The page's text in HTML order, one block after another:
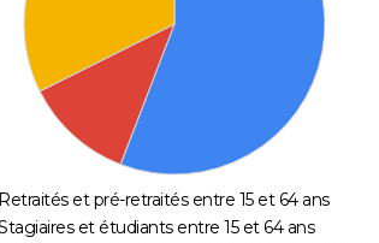
Retraités et pré-retraités entre 15 et 64 ans
et étudiants entre 15 et 64 ans